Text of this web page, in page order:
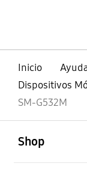
Inicio
Dispositivos
SM-G532M
Shop